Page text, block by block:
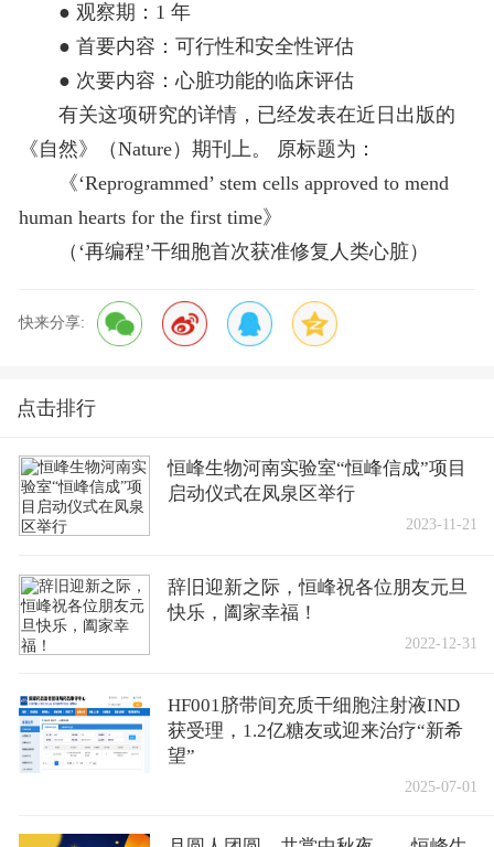
● 观察期：1 年
● 首要内容：可行性和安全性评估
● 次要内容：心脏功能的临床评估
有关这项研究的详情，已经发表在近日出版的
《自然》（Nature）期刊上。 原标题为：
《‘Reprogrammed’ stem cells approved to mend
human hearts for the first time》
（‘再编程’干细胞首次获准修复人类心脏）
快来分享:
点击排行
恒峰生物河南实验室“恒峰信成”项目
启动仪式在凤泉区举行
2023-11-21
辞旧迎新之际，恒峰祝各位朋友元旦
快乐，阖家幸福！
2022-12-31
HF001脐带间充质干细胞注射液IND
获受理，1.2亿糖友或迎来治疗“新希
望”
2025-07-01